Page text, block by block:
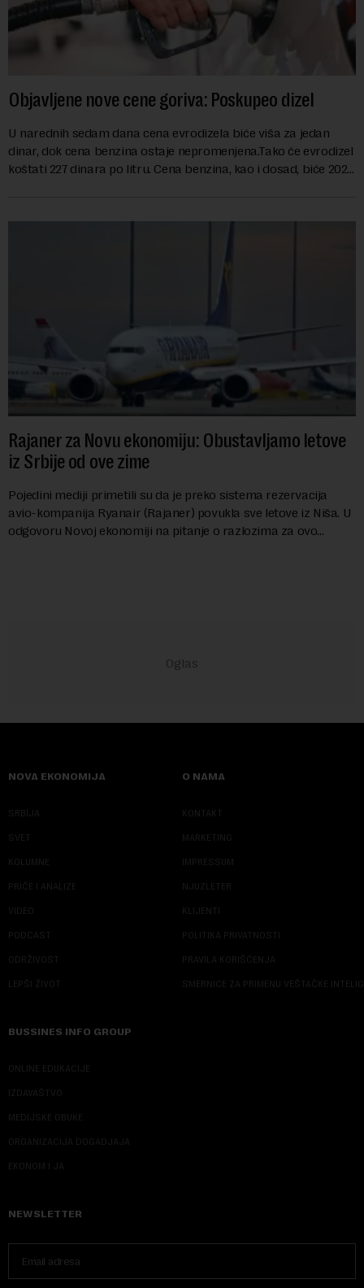
Objavljene nove cene goriva: Poskupeo dizel
U narednih sedam dana cena evrodizela biće viša za jedan
dinar, dok cena benzina ostaje nepromenjena.Tako će evrodizel
koštati 227 dinara po litru. Cena benzina, kao i dosad, biće 202
Rajaner za Novu ekonomiju: Obustavljamo letove
iz Srbije od ove zime
Pojedini mediji primetili su da je preko sistema rezervacija
avio-kompanija Ryanair (Rajaner) povukla sve letove iz Niša. U
odgovoru Novoj ekonomiji na pitanje o razlozima za ovo
NOVA EKONOMIJA
SRBIJA
SVET
KOLUMNE
PRIČE I ANALIZE
VIDEO
PODCAST
ODRŽIVOST
LEPŠI ŽIVOT
O NAMA
KONTAKT
MARKETING
IMPRESSUM
NJUZLETER
KLIJENTI
POLITIKA PRIVATNOSTI
PRAVILA KORIŠĆENJA
SMERNICE ZA PRIMENU VEŠTAČKE
BUSSINES INFO GROUP
ONLINE EDUKACIJE
IZDAVAŠTVO
MEDIJSKE OBUKE
ORGANIZACIJA DOGADJAJA
EKONOM I JA
NEWSLETTER